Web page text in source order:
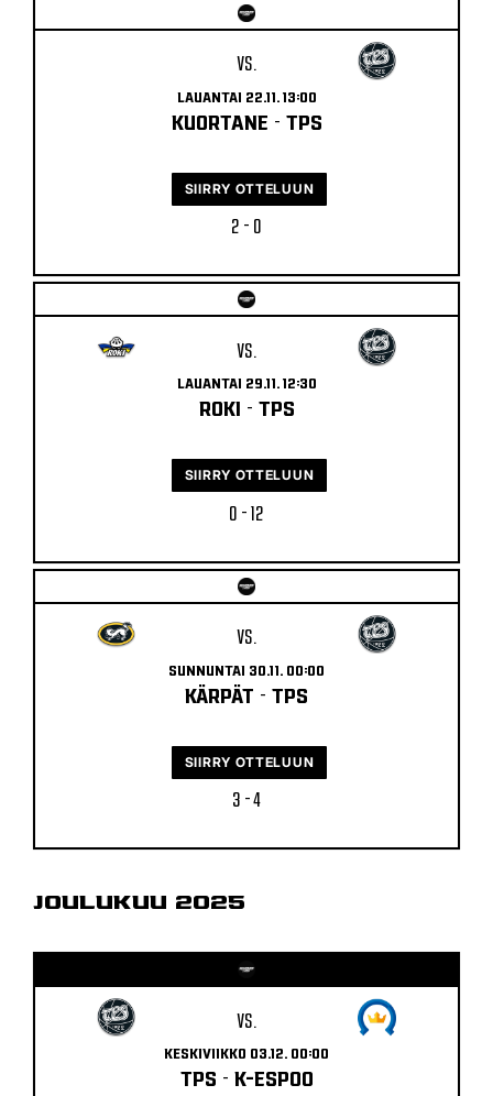
VS.
LAUANTAI 22.11. 13:00
KUORTANE - TPS
2 - 0
SIIRRY OTTELUUN
VS.
LAUANTAI 29.11. 12:30
ROKI - TPS
0 - 12
SIIRRY OTTELUUN
VS.
SUNNUNTAI 30.11. 00:00
KÄRPÄT - TPS
3 - 4
SIIRRY OTTELUUN
JOULUKUU 2025
VS.
KESKIVIIKKO 03.12. 00:00
TPS - K-ESPOO